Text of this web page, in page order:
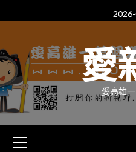
to
愛
愛高雄
Menu